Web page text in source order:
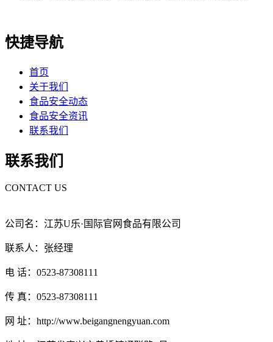
快捷导航
首页
关于我们
食品安全动态
食品安全资讯
联系我们
联系我们
CONTACT US
公司名：江苏U乐·国际官网食品有限公司
联系人：张经理
电 话：0523-87308111
传 真：0523-87308111
网 址：http://www.beigangnengyuan.com